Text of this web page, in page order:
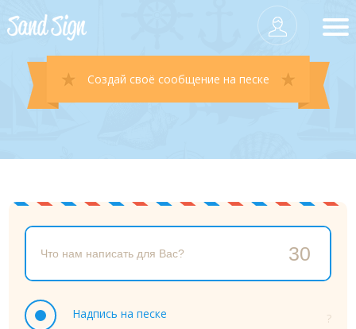
Создай своё сообщение на песке
Надпись на песке ?